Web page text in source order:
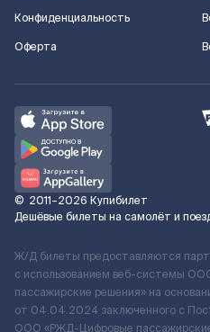
Конфиденциальность
Оферта
© 2011–2026 Купибилет
Дешёвые билеты на самолёт и
Ж/Д билеты предоставляются
с использованием веб-системы
пассажирские решения» на
от 04.04.2024 заключенного с
ООО «РЖД-Цифровые